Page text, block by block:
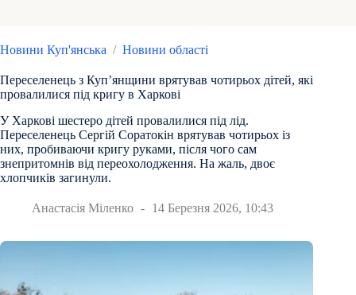
Новини Куп'янська / Новини області
Переселенець з Куп’янщини врятував чотирьох дітей, які
провалилися під кригу в Харкові
У Харкові шестеро дітей провалилися під лід.
Переселенець Сергій Соратокін врятував чотирьох із
них, пробиваючи кригу руками, після чого сам
знепритомнів від переохолодження. На жаль, двоє
хлопчиків загинули.
Анастасія Міленко 14 Березня 2026, 10:43